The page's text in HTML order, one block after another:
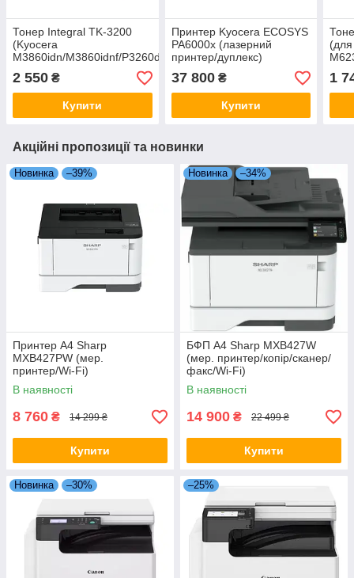
Тонер Integral TK-3200
(Kyocera
M3860idn/M3860idnf/P3260dn)
2 550 ₴
Купити
Принтер Kyocera ECOSYS
PA6000x (лазерний
принтер/дуплекс)
37 800₴
Купити
1
Акційні пропозиції та новинки
Новинка –39%
Принтер А4 Sharp
MXB427PW (мер.
принтер/Wi-Fi)
В наявності
8 760 ₴ 14 299 ₴
Купити
Новинка –34%
БФП А4 Sharp MXB427W
(мер. принтер/копір/сканер/
факс/Wi-Fi)
В наявності
14 900 ₴ 22 499 ₴
Купити
Новинка –30% –25%